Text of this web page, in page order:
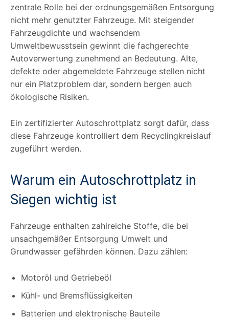
zentrale Rolle bei der ordnungsgemäßen Entsorgung
nicht mehr genutzter Fahrzeuge. Mit steigender
Fahrzeugdichte und wachsendem
Umweltbewusstsein gewinnt die fachgerechte
Autoverwertung zunehmend an Bedeutung. Alte,
defekte oder abgemeldete Fahrzeuge stellen nicht
nur ein Platzproblem dar, sondern bergen auch
ökologische Risiken.
Ein zertifizierter Autoschrottplatz sorgt dafür, dass
diese Fahrzeuge kontrolliert dem Recyclingkreislauf
zugeführt werden.
Warum ein Autoschrottplatz in
Siegen wichtig ist
Fahrzeuge enthalten zahlreiche Stoffe, die bei
unsachgemäßer Entsorgung Umwelt und
Grundwasser gefährden können. Dazu zählen:
Motoröl und Getriebeöl
Kühl- und Bremsflüssigkeiten
Batterien und elektronische Bauteile